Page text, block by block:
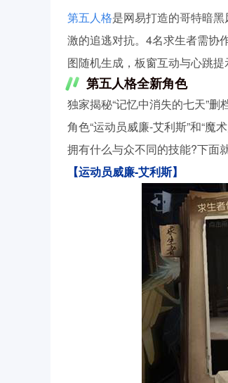
第五人格是网易打造的哥特暗
激的追逃对抗。4名求生者需协
图随机生成，板窗互动与心跳提
第五人格全新角色
独家揭秘“记忆中消失的七天”
角色“运动员威廉-艾利斯”和“魔
拥有什么与众不同的技能?下面
【运动员威廉-艾利斯】